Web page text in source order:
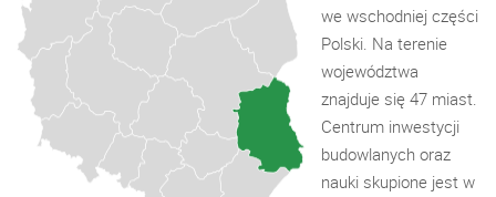
we wschodniej części
Polski. Na terenie
województwa
znajduje się 47 miast.
Centrum inwestycji
budowlanych oraz
nauki skupione jest w